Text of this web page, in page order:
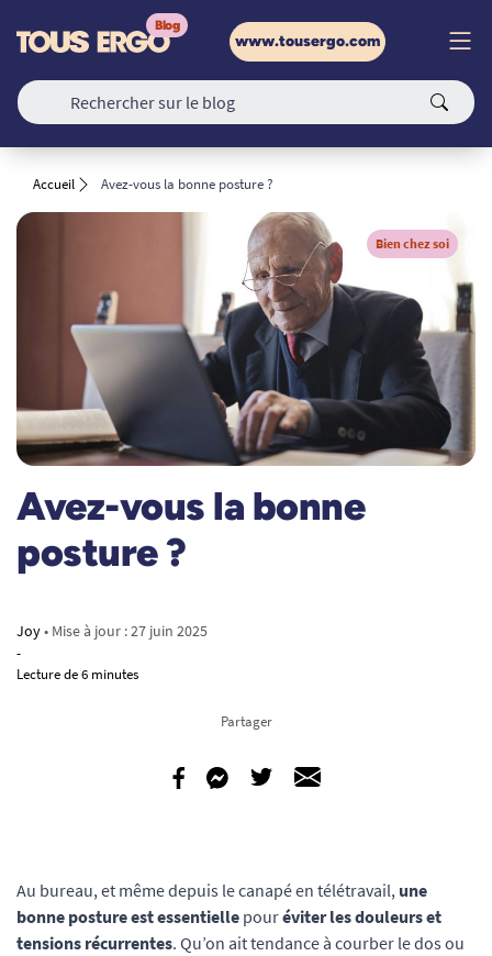
www.tousergo.com
Accueil Avez-vous la bonne posture ?
Avez-vous la bonne
posture ?
Joy• Mise à jour :27 juin 2025
-
Lecture de 6 minutes
Partager
Bien chez soi
Au bureau, et même depuis le canapé en télétravail, une
bonne posture est essentielle pouréviter les douleurs et
tensions récurrentes. Qu’on ait tendance à courber le dos ou